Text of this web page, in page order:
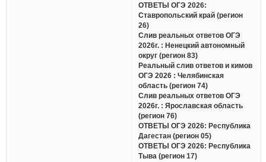
ОТВЕТЫ ОГЭ 2026:
Ставропольский край (регион
26)
Слив реальных ответов ОГЭ
2026г. : Ненецкий автономный
округ (регион 83)
Реальный слив ответов и кимов
ОГЭ 2026 : Челябинская
область (регион 74)
Слив реальных ответов ОГЭ
2026г. : Ярославская область
(регион 76)
ОТВЕТЫ ОГЭ 2026: Республика
Дагестан (регион 05)
ОТВЕТЫ ОГЭ 2026: Республика
Тыва (регион 17)